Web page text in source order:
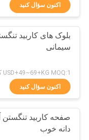
کیفیت
تماس
بگیرید
اخبار
صفحه
81
اکنون سؤال کنید
بلوک های کاربید
سیمانی
اکنون سؤال کنید
صفحه کاربید تنگستن
دانه خوب